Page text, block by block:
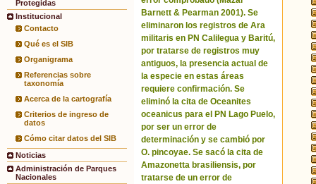
Protegidas
Institucional
Contacto
Qué es el SIB
Organigrama
Referencias sobre
taxonomía
Acerca de la cartografía
Criterios de ingreso de
datos
Cómo citar datos del SIB
Noticias
Administración de Parques
Nacionales
Barnett & Pearman 2001). Se
eliminaron los registros de Ara
militaris en PN Calilegua y Baritú,
por tratarse de registros muy
antiguos, la presencia actual de
la especie en estas áreas
requiere confirmación. Se
eliminó la cita de Oceanites
oceanicus para el PN Lago Puelo,
por ser un error de
determinación y se cambió por
O. pincoyae. Se sacó la cita de
Amazonetta brasiliensis, por
tratarse de un error de